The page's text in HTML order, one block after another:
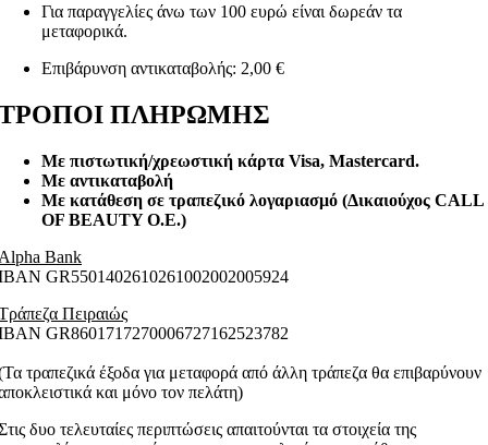
Για παραγγελίες άνω των 100 ευρώ είναι δωρεάν τα
μεταφορικά.
Επιβάρυνση αντικαταβολής: 2,00 €
ΠΛΗΡΩΜΗΣ
Με πιστωτική/χρεωστική κάρτα Visa, Mastercard.
Με αντικαταβολή
Με κατάθεση σε τραπεζικό λογαριασμό (Δικαιούχος CALL
OF BEAUTY O.E.)
Bank
GR5501402610261002002005924
Πειραιώς
GR8601717270006727162523782
τραπεζικά έξοδα για μεταφορά από άλλη τράπεζα θα επιβαρύνουν
και μόνο τον πελάτη)
δυο τελευταίες περιπτώσεις απαιτούνται τα στοιχεία της